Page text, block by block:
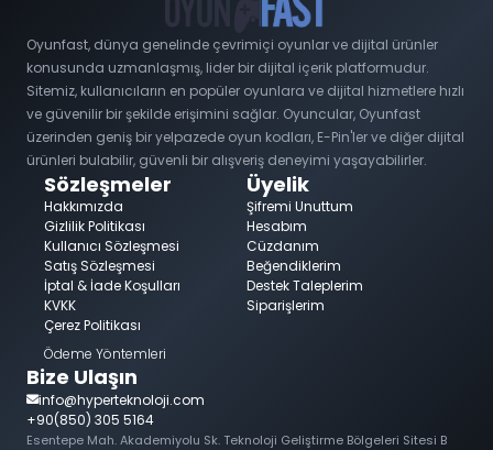
Oyunfast, dünya genelinde çevrimiçi oyunlar ve dijital ürünler
konusunda uzmanlaşmış, lider bir dijital içerik platformudur.
Sitemiz, kullanıcıların en popüler oyunlara ve dijital hizmetlere hızlı
ve güvenilir bir şekilde erişimini sağlar. Oyuncular, Oyunfast
üzerinden geniş bir yelpazede oyun kodları, E-Pin'ler ve diğer dijital
ürünleri bulabilir, güvenli bir alışveriş deneyimi yaşayabilirler.
Sözleşmeler
Hakkımızda
Gizlilik Politikası
Kullanıcı Sözleşmesi
Satış Sözleşmesi
İptal & İade Koşulları
KVKK
Çerez Politikası
Ödeme Yöntemleri
Üyelik
Şifremi Unuttum
Hesabım
Cüzdanım
Beğendiklerim
Destek Taleplerim
Siparişlerim
Bize Ulaşın
info@hyperteknoloji.com
+90(850) 305 5164
Esentepe Mah. Akademiyolu Sk. Teknoloji Geliştirme Bölgeleri Sitesi B